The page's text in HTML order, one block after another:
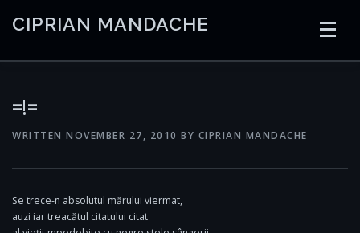
CIPRIAN MANDACHE
=!=
WRITTEN NOVEMBER 27, 2010 BY CIPRIAN MANDACHE
Se trece-n absolutul mărului viermat,
auzi iar treacătul citatului citat